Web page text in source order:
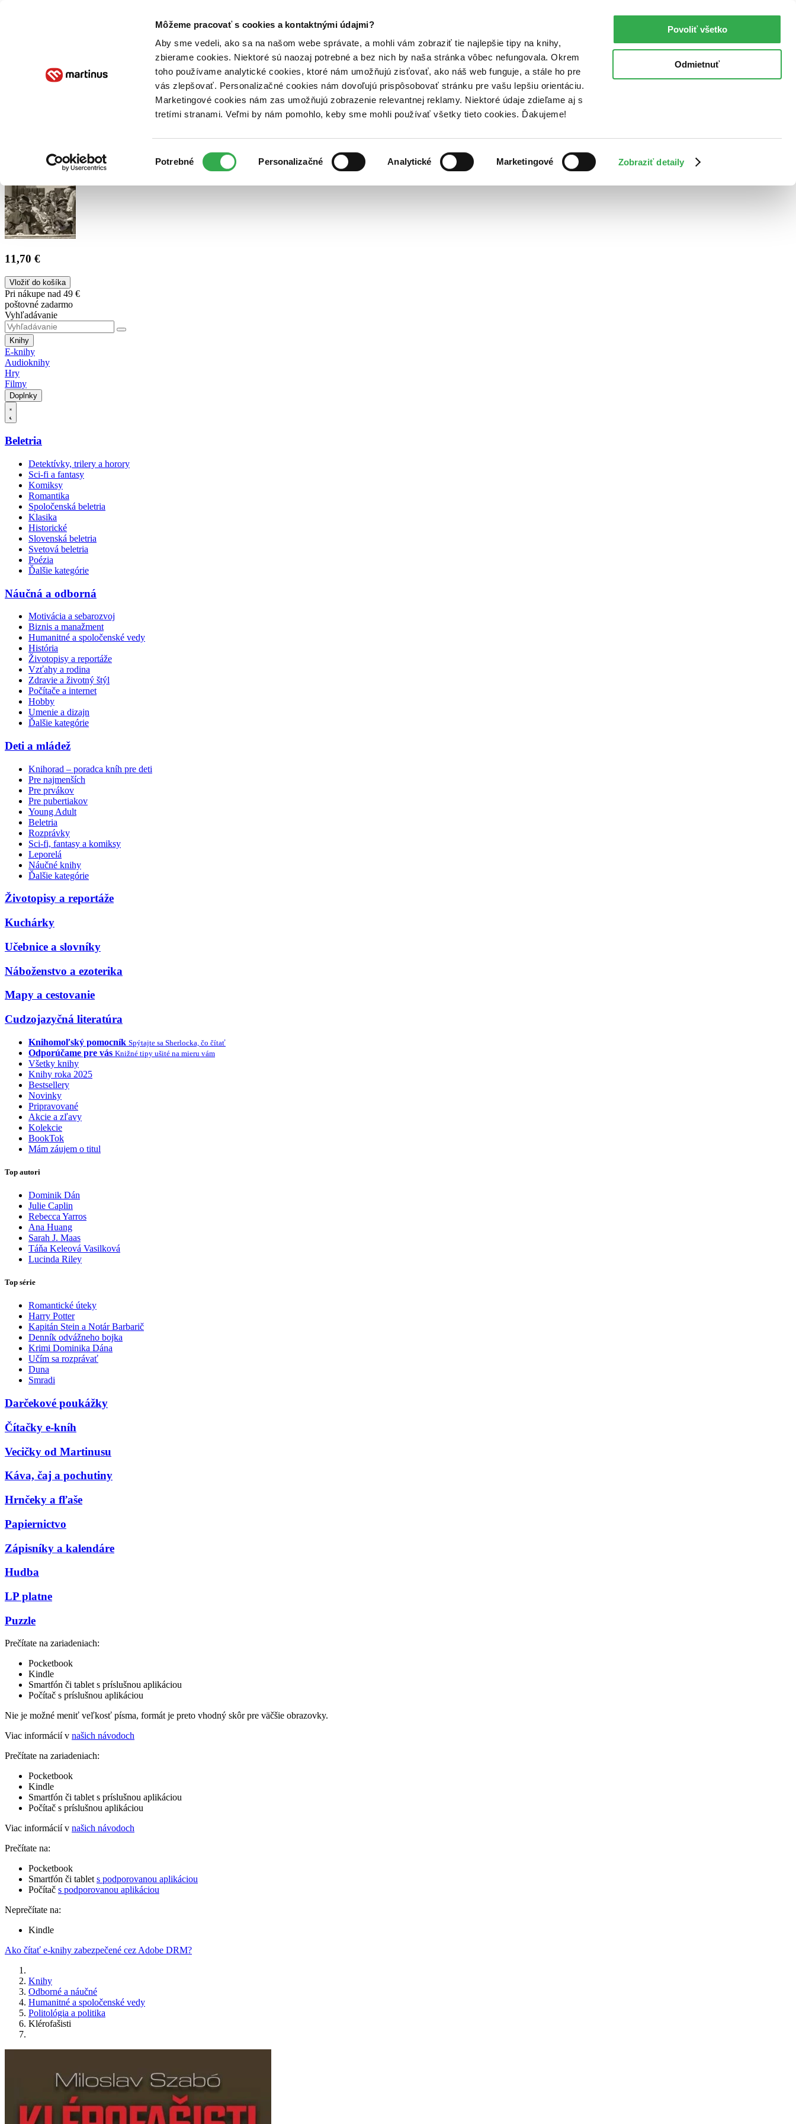
Môžeme pracovať s cookies a kontaktnými údajmi?
Aby sme vedeli, ako sa na našom webe správate, a mohli vám zobraziť tie najlepšie tipy na knihy,
zbierame cookies. Niektoré sú naozaj potrebné a bez nich by naša stránka vôbec nefungovala. Okrem
toho používame analytické cookies, ktoré nám umožňujú zisťovať, ako náš web funguje, a stále ho pre
vás zlepšovať. Personalizačné cookies nám dovoľujú prispôsobovať stránku pre vašu lepšiu orientáciu.
Marketingové cookies nám zas umožňujú zobrazenie relevantnej reklamy. Niektoré údaje zdieľame aj s
tretími stranami. Veľmi by nám pomohlo, keby sme mohli používať všetky tieto cookies. Ďakujeme!
súhlasu
Potrebné Personalizačné Analytické Marketingové Zobraziť detaily
Povoliť všetko
Odmietnuť
Poukážky Kontakt
11,70 €
Vložiť do košíka
Pri nákupe nad 49 €
poštovné zadarmo
Vyhľadávanie
Knihy
E-knihy
Audioknihy
Hry
Filmy
Doplnky
Beletria
Detektívky, trilery a horory
Sci-fi a fantasy
Komiksy
Romantika
Spoločenská beletria
Klasika
Historické
Slovenská beletria
Svetová beletria
Poézia
Ďalšie kategórie
Náučná a odborná
Motivácia a sebarozvoj
Biznis a manažment
Humanitné a spoločenské vedy
História
Životopisy a reportáže
Vzťahy a rodina
Zdravie a životný štýl
Počítače a internet
Hobby
Umenie a dizajn
Ďalšie kategórie
Deti a mládež
Knihorad – poradca kníh pre deti
Pre najmenších
Pre prvákov
Pre pubertiakov
Young Adult
Beletria
Rozprávky
Sci-fi, fantasy a komiksy
Leporelá
Náučné knihy
Ďalšie kategórie
Životopisy a reportáže
Kuchárky
Učebnice a slovníky
Náboženstvo a ezoterika
Mapy a cestovanie
Cudzojazyčná literatúra
Knihomoľský pomocník Spýtajte sa Sherlocka, čo čítať
Odporúčame pre vás Knižné tipy ušité na mieru vám
Všetky knihy
Knihy roka 2025
Bestsellery
Novinky
Pripravované
Akcie a zľavy
Kolekcie
BookTok
Mám záujem o titul
Top autori
Dominik Dán
Julie Caplin
Rebecca Yarros
Ana Huang
Sarah J. Maas
Táňa Keleová Vasilková
Lucinda Riley
Top série
Romantické úteky
Harry Potter
Kapitán Stein a Notár Barbarič
Denník odvážneho bojka
Krimi Dominika Dána
Učím sa rozprávať
Duna
Smradi
Darčekové poukážky
Čítačky e-kníh
Vecičky od Martinusu
Káva, čaj a pochutiny
Hrnčeky a fľaše
Papiernictvo
Zápisníky a kalendáre
Hudba
LP platne
Puzzle
Prečítate na zariadeniach:
Pocketbook
Kindle
Smartfón či tablet s príslušnou aplikáciou
Počítač s príslušnou aplikáciou
Nie je možné meniť veľkosť písma, formát je preto vhodný skôr pre väčšie obrazovky.
Viac informácií v našich návodoch
Prečítate na zariadeniach:
Pocketbook
Kindle
Smartfón či tablet s príslušnou aplikáciou
Počítač s príslušnou aplikáciou
Viac informácií v našich návodoch
Prečítate na:
Pocketbook
Smartfón či tablet s podporovanou aplikáciou
Počítač s podporovanou aplikáciou
Neprečítate na:
Kindle
Ako čítať e-knihy zabezpečené cez Adobe DRM?
Knihy
Odborné a náučné
Humanitné a spoločenské vedy
Politológia a politika
Klérofašisti